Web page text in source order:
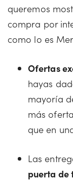
queremos
compra por
como lo es
Ofertas
hayas
mayoría
más
que en
Las
puerta de